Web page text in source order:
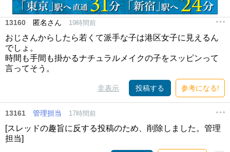
13160 匿名さん 19時間前
おじさんからしたら若くて派手な子は港区女子に見えるん
でしょ。
時間も手間も掛かるナチュラルメイクの子をスッピンって
言ってそう。
非表示 投稿する 参考になる!
13161 管理担当 17時間前
[スレッドの趣旨に反する投稿のため、削除しました。管理
担当]